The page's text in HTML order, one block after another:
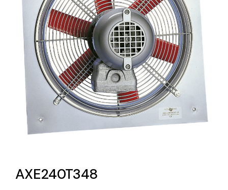
Lighting and Electrical
Equipment
Complete solutions in lighting and electrical
material for each project and need
Amplia gama de ventiladores y equipos de
AXE240T348